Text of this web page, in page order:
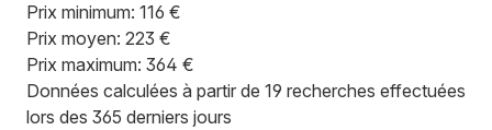
Prix minimum: 116 €
Prix moyen: 223 €
Prix maximum: 364 €
Données calculées à partir de 19 recherches effectuées
lors des 365 derniers jours